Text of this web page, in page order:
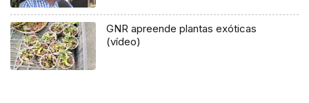
GNR apreende plantas exóticas
(vídeo)